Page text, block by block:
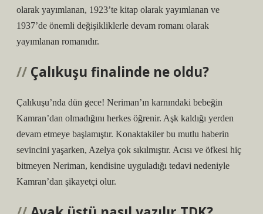
olarak yayımlanan, 1923’te kitap olarak yayımlanan ve
1937’de önemli değişikliklerle devam romanı olarak
yayımlanan romanıdır.
Çalıkuşu finalinde ne oldu?
Çalıkuşu’nda dün gece! Neriman’ın karnındaki bebeğin
Kamran’dan olmadığını herkes öğrenir. Aşk kaldığı yerden
devam etmeye başlamıştır. Konaktakiler bu mutlu haberin
sevincini yaşarken, Azelya çok sıkılmıştır. Acısı ve öfkesi hiç
bitmeyen Neriman, kendisine uyguladığı tedavi nedeniyle
Kamran’dan şikayetçi olur.